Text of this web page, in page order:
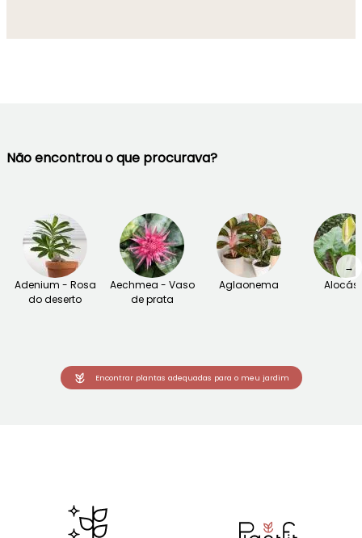
Não encontrou o que procurava?
Adenium - Rosa
do deserto
Aechmea - Vaso
de prata
Aglaonema
→
Encontrar plantas adequadas para o meu jardim